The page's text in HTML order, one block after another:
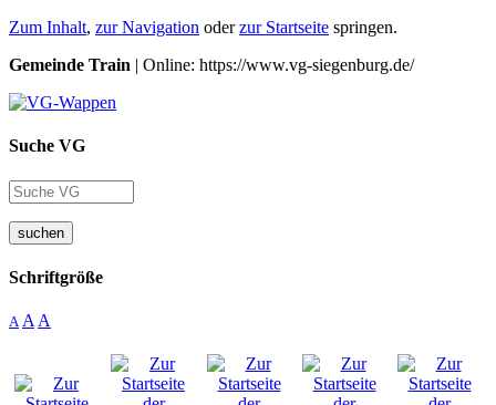
Zum Inhalt, zur Navigation oderzur Startseite springen.
Gemeinde Train | Online: https://www.vg-siegenburg.de/
Suche VG
suchen
Schriftgröße
A A A